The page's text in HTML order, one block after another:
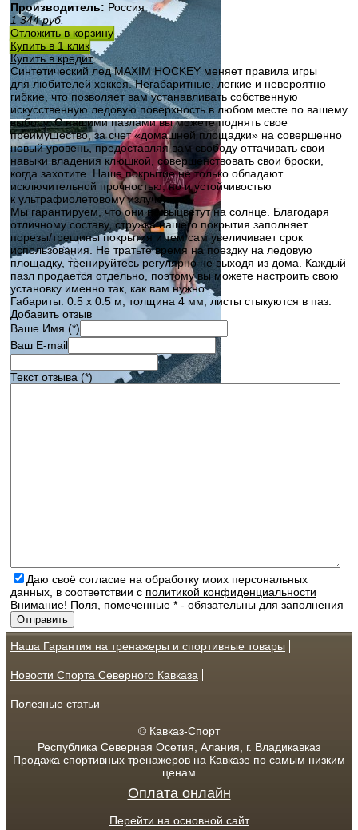
Производитель: Россия
1 344 руб.
Отложить в корзину
Купить в 1 клик
Купить в кредит
Синтетический лед MAXIM HOCKEY меняет правила игры
для любителей хоккея. Негабаритные, легкие и невероятно
гибкие, что позволяет вам устанавливать собственную
искусственную ледовую поверхность в любом месте по вашему
выбору. С нашими пазлами вы можете поднять свое
преимущество, за счет «домашней площадки» на совершенно
новый уровень, предоставляя вам свободу оттачивать свои
навыки владения клюшкой, совершенствовать свои броски,
когда захотите.
Наше покрытие не только обладают
исключительной прочностью, но и устойчивостью
к ультрафиолетовому излучению.
Мы гарантируем, что они не выцветут на солнце. Благодаря
отличному составу, стружка нашего покрытия заполняет
порезы/трещины покрытия и тем сам увеличивает срок
использования. Не тратьте время на поездку на ледовую
площадку, тренируйтесь регулярно не выходя из дома. Каждый
пазл продается отдельно, поэтому вы можете настроить свою
установку именно так, как вам нужно.
Габариты: 0.5 х 0.5 м, толщина 4 мм, листы стыкуются в паз.
Добавить отзыв
Ваше Имя (*)
Ваш E-mail
Текст отзыва (*)
Даю своё согласие на обработку моих персональных
данных, в соответствии с политикой конфиденциальности
Внимание! Поля, помеченные * - обязательны для заполнения
Наша Гарантия на тренажеры и спортивные товары
Новости Спорта Северного Кавказа
Полезные статьи
© Кавказ-Спорт
Республика Северная Осетия, Алания, г. Владикавказ
Продажа спортивных тренажеров на Кавказе по самым низким
ценам
Оплата онлайн
Перейти на основной сайт